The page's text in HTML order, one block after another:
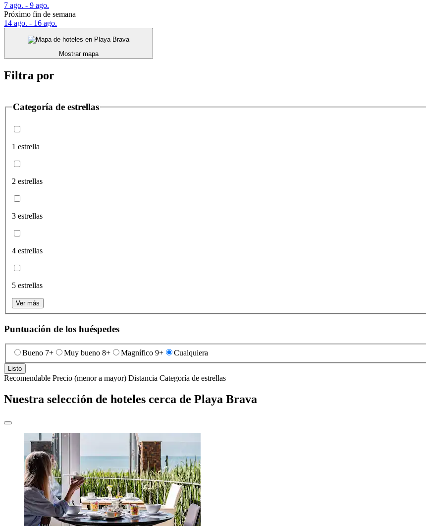
7 ago. - 9 ago.
Próximo fin de semana
14 ago. - 16 ago.
Mostrar mapa
Filtra por
Categoría de estrellas
1 estrella
2 estrellas
3 estrellas
4 estrellas
5 estrellas
Ver más
Puntuación de los huéspedes
Bueno 7+ Muy bueno 8+ Magnífico 9+ Cualquiera
Listo
Recomendable Precio (menor a mayor) Distancia Categoría de estrellas
Nuestra selección de hoteles cerca de Playa Brava